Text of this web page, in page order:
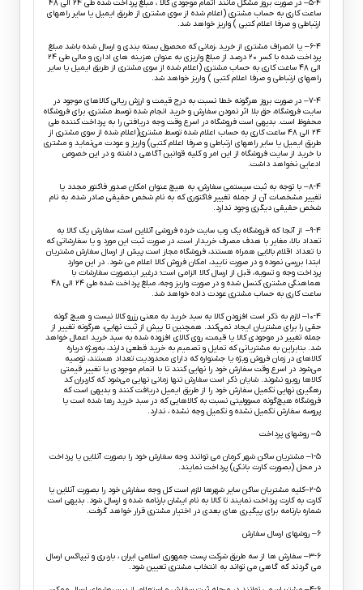
۵-۴– در صورت بروز مشکل مانند اتمام موجودی کالا ، مبلغ پرداخت شده طی ۲۴ الی ۴۸
ساعت کاری به حساب مشتری (اعلام شده از سوی مشتری از طریق ایمیل یا سایر راههای
ارتباطی و صرفا اعلام کتبی ) واریز خواهد شد.
۶-۴– یا انصراف مشتری از خرید ،زمانی که محصول بسته بندی و ارسال شده باشد مبلغ
پرداخت شده با کسر ۲۰ درصد از مبلغ واریزی به عنوان هزینه های اداری و مالی طی ۲۴
الی ۴۸ ساعت کاری به حساب مشتری (اعلام شده از سوی مشتری از طریق ایمیل یا سایر
راههای ارتباطی و صرفا اعلام کتبی ) واریز خواهد شد.
۷-۴– در صورت بروز هرگونه خطا نسبت به درج قیمت و ارزش ریالی کالاهای موجود در
سایت فروشگاه، حق بلا اثر نمودن سفارش و خرید انجام شده توسط مشتری، برای فروشگاه
محفوظ است. بدیهی است فروشگاه در اسرع وقت وجه دریافتی را به پرداخت کننده طی
۲۴ الی ۴۸ ساعت کاری به حساب اعلام شده توسط مشتری(اعلام شده از سوی مشتری از
طریق ایمیل یا سایر راههای ارتباطی و صرفا اعلام کتبی) واریز و عودت می‌نماید و مشتری
با خرید از سایت فروشگاه از این امر و کلیه قوانین آگاهی داشته و در این خصوص
ادعایی نخواهد داشت.
۸-۴– با توجه به ثبت سیستمی سفارش، به هیچ عنوان امکان صدور فاکتور مجدد یا
تغییر مشخصات آن از جمله تغییر فاکتوری که به نام شخص حقیقی صادر شده، به نام
شخص حقیقی دیگری وجود ندارد.
۹-۴– از آنجا که فروشگاه یک وب ‌سایت خرده‌ فروشی آنلاین است، سفارش یک کالا به
تعداد بالا، مغایر با هدف مصرف خریدار است، در صورت ثبت این مورد و یا سفارشاتی که
با تعداد اقلام بالایی همراه هستند، فروشگاه مجاز است پیش از ارسال سفارش مشتریان
ابتدا بررسی نموده و در صورت تایید، امکان فروش کالا اعلام می شود. در این موارد
پرداخت وجه و تسویه، قبل از ارسال کالا الزامی است؛ درغیر اینصورت سفارشات با
هماهنگی مشتری کنسل شده و در صورت واریز وجه، مبلغ پرداخت شده طی ۲۴ الی ۴۸
ساعت کاری به حساب مشتری عودت داده خواهد شد.
۱۰-۴– لازم به ذکر است افزودن کالا به سبد خرید به معنی رزرو کالا نیست و هیچ گونه
حقی را برای مشتریان ایجاد نمی‌کند. همچنین تا پیش از ثبت نهایی، هرگونه تغییر از
جمله تغییر در موجودی کالا یا قیمت، روی کالای افزوده شده به سبد خرید اعمال خواهد
شد. بنابراین به مشتریانی که تمایل و تصمیم به خرید قطعی دارند، به‌ویژه درباره
کالاهای در زمان فروش ویژه یا جشنواره که دارای محدودیت تعداد هستند، توصیه
می‌شود در اسرع وقت سفارش خود را نهایی کنند تا با اتمام موجودی یا تغییر قیمتی
کالاها روبرو نشوند. شایان ذکر است سفارش تنها زمانی نهایی می‌شود که کاربران کد
رهگیری نهایی تکمیل سفارش خود را از طریق ایمیل دریافت کنند و بدیهی است که
فروشگاه هیچ‌گونه مسوولیتی نسبت به کالاهایی که در سبد خرید رها شده است یا
پروسه سفارش تکمیل نشده و تکمیل وجه نشده ، ندارد.
۵– روشهای پرداخت
۱-۵– مشتریان ساکن شهر کرمان می توانند وجه سفارش خود را بصورت آنلاین یا پرداخت
در محل (بصورت کارت بانکی) پرداخت نمایند.
۲-۵–کلیه مشتریان ساکن سایر شهرها لازم است کل وجه سفارش خود را بصورت آنلاین یا
کارت به کارت پرداخت نمایند تا کالا به نام ایشان بارنامه شده و ارسال شود. بدیهی است
شماره بارنامه برای پیگیری های بعدی در اختیار مشتری قرار خواهد گرفت.
۶– روشهای ارسال سفارش
۳-۶– سفارش ها از سه طریق شرکت پست جمهوری اسلامی ایران ، باربری و تیپاکس ارسال
می گردند که گاهی می تواند به انتخاب مشتری تعیین شود.